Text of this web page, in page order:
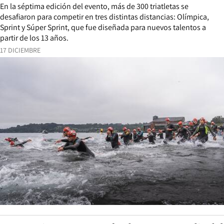
17 DICIEMBRE
En la séptima edición del evento, más de 300 triatletas se
desafiaron para competir en tres distintas distancias: Olímpica,
Sprint y Súper Sprint, que fue diseñada para nuevos talentos a
partir de los 13 años.